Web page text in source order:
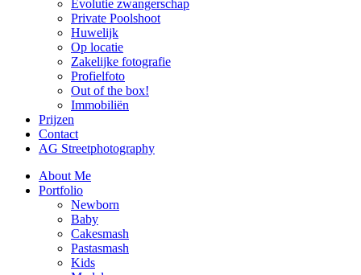
Evolutie zwangerschap
Private Poolshoot
Huwelijk
Op locatie
Zakelijke fotografie
Profielfoto
Out of the box!
Immobiliën
Prijzen
Contact
AG Streetphotography
About Me
Portfolio
Newborn
Baby
Cakesmash
Pastasmash
Kids